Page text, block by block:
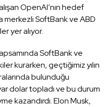
OpenAI’nın hedef
SoftBank ve ABD
yer alıyor.
SoftBank ve
kurarken, geçtiğimiz yılın
bulunduğu
dolar topladı ve bu durum
kazandırdı. Elon Musk,